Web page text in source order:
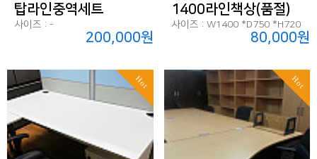
탑라인중역세트
사이즈 : -
200,000원
1400라인책상(품절)
사이즈 : W1400 *D750 *H720
80,000원
Hot Hot